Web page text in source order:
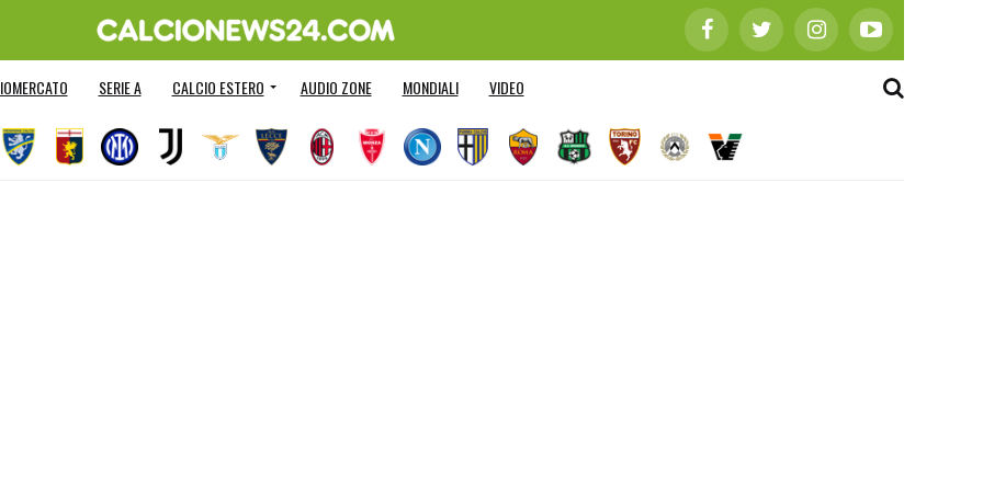
SERIE A CALCIO ESTERO AUDIO ZONE MONDIALI VIDEO